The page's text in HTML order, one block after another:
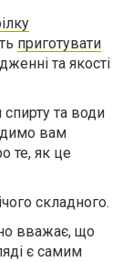
приготувати
та якості
та води
вам
те, як це
складного.
вважає, що
є самим